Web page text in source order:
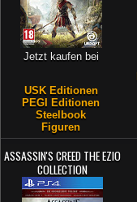
Jetzt kaufen bei
USK Editionen
PEGI Editionen
Steelbook
Figuren
ASSASSIN'S CREED THE EZIO
COLLECTION